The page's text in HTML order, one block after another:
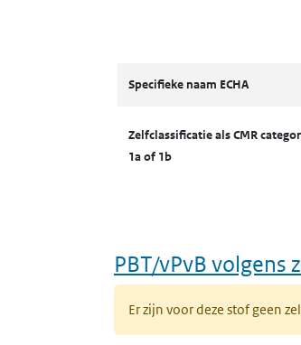
Specifieke naam ECHA
Zelfclassificatie als CMR
1a of 1b
PBT/vPvB volgens
Er zijn voor deze stof geen